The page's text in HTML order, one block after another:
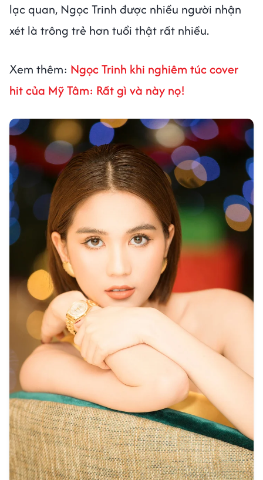
lạc quan, Ngọc Trinh được nhiều người nhận
xét là trông trẻ hơn tuổi thật rất nhiều.
Xem thêm: Ngọc Trinh khi nghiêm túc cover
hit của Mỹ Tâm: Rất gì và này nọ!